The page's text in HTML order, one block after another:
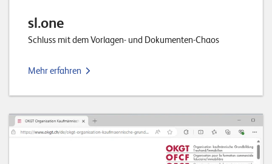
sl.one
Schluss mit dem Vorlagen- und Dokumenten-Chaos
Mehr erfahren